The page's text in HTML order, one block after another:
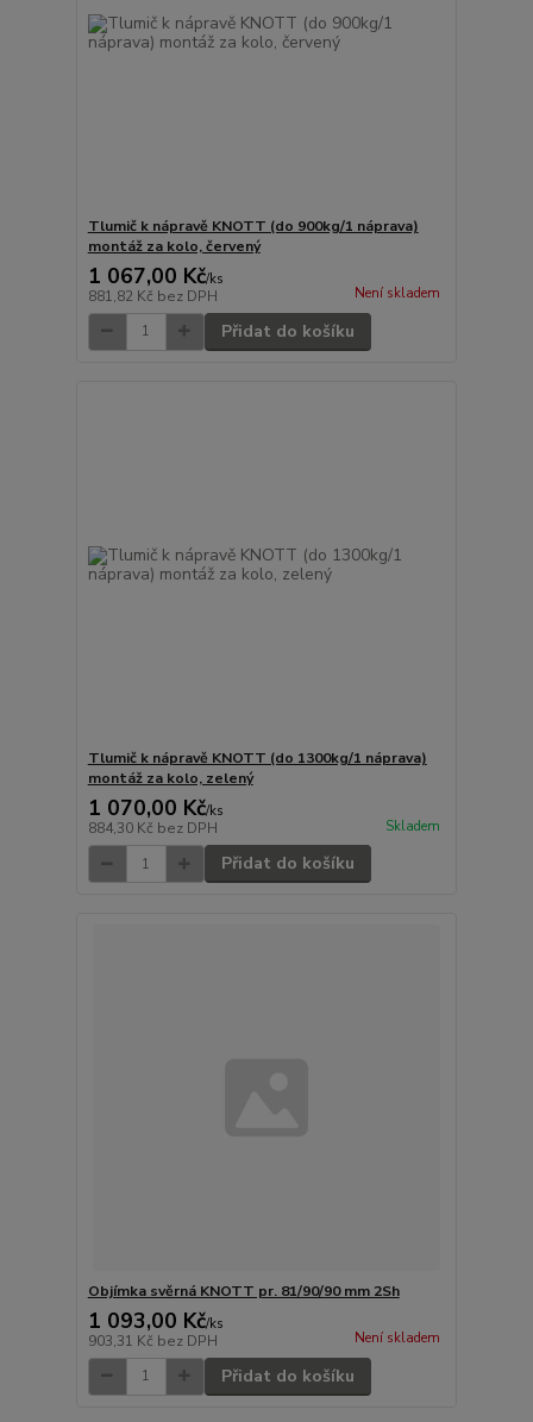
Tlumič k nápravě KNOTT (do 900kg/1 náprava)
montáž za kolo, červený
1 067,00 Kč/ks
881,82 Kč bez DPH Není skladem
Přidat do košíku
Tlumič k nápravě KNOTT (do 1300kg/1 náprava)
montáž za kolo, zelený
1 070,00 Kč/ks
884,30 Kč bez DPH Skladem
Přidat do košíku
Objímka svěrná KNOTT pr. 81/90/90 mm 2Sh
1 093,00 Kč/ks
903,31 Kč bez DPH Není skladem
Přidat do košíku